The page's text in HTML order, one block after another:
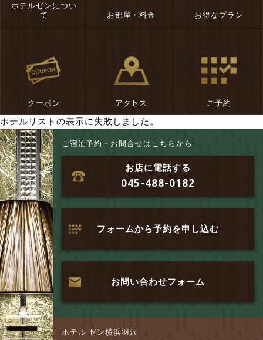
ホテルリストの表示に失敗しました。
ご宿泊予約・お問合せはこちらから
お店に電話する
045-488-0182
フォームから予約を申し込む
お問い合わせフォーム
ホテル ゼン横浜羽沢